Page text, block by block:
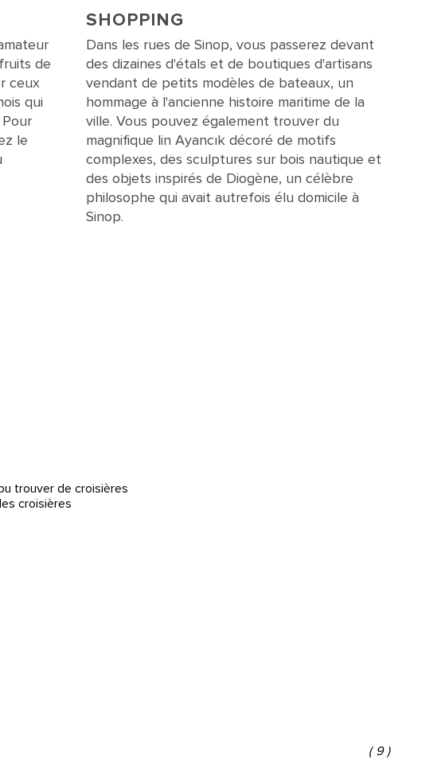
de
ceux
qui
le
SHOPPING
Dans les rues de Sinop, vous passerez devant
des dizaines d'étals et de boutiques d'artisans
vendant de petits modèles de bateaux, un
hommage à l'ancienne histoire maritime de la
ville. Vous pouvez également trouver du
magnifique lin Ayancık décoré de motifs
complexes, des sculptures sur bois nautique et
des objets inspirés de Diogène, un célèbre
philosophe qui avait autrefois élu domicile à
Sinop.
trouver de croisières
croisières
(9)